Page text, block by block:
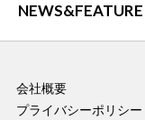
NEWS&FEATURE
会社概要
プライバシーポリシー